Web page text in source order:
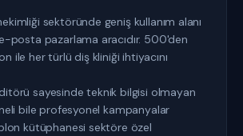
sektöründe geniş kullanım alanı
posta pazarlama aracıdır. 500'den
ile her türlü diş kliniği ihtiyacını
sayesinde teknik bilgisi olmayan
bile profesyonel kampanyalar
kütüphanesi sektöre özel